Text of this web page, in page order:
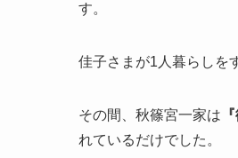
す。
佳子さまが1人暮らしを
その間、秋篠宮一家は
れているだけでした。